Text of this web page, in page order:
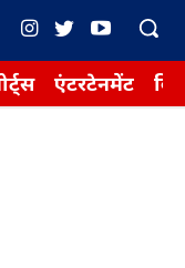
एंटरटेनमेंट